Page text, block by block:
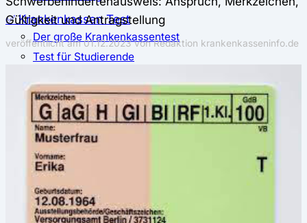
✅ Krankenkassen Test
Der große Krankenkassentest
Test für Studierende
Test für Schwangere und junge Eltern
Test für Selbstständige
⚖️ Vergleich & Rechner
Krankenkassenvergleich
Krankenkassenrechner
↔ Wechsel
Krankenkassenwechsel
Gültigkeit und Antragstellung
veröffentlicht am01.12.2023von Redaktion krankenkasseninfo.de